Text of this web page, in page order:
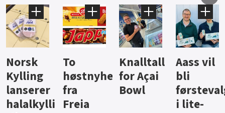
Knalltall
for Açai
Bowl
Aass vil
bli
førstevalg
i lite-
Brus og
jus fra
Berentsen
Hard
iste fra
Hansa